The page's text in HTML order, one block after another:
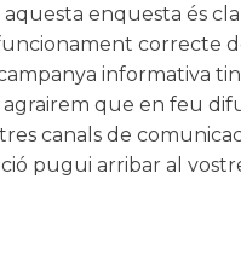
enquesta és
correcte
informativa
agrairem que en feu
canals de
pugui arribar al